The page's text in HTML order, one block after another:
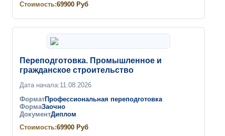
Стоимость:69900 Руб
Переподготовка. Промышленное и
гражданское строительство
Дата начала:11.08.2026
ФорматПрофессиональная переподготовка
ФормаЗаочно
ДокументДиплом
Стоимость:69900 Руб